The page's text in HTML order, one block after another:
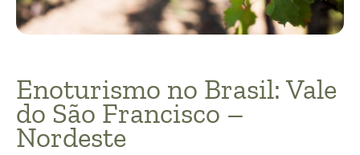
Enoturismo no Brasil: Vale
do São Francisco –
Nordeste